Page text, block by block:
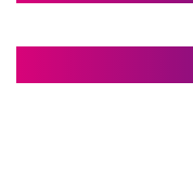
室蘭市Ｇ様ラ